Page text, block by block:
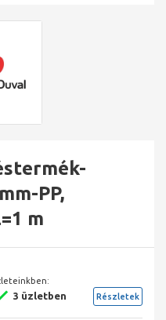
PP,
m
3 üzletben Részletek